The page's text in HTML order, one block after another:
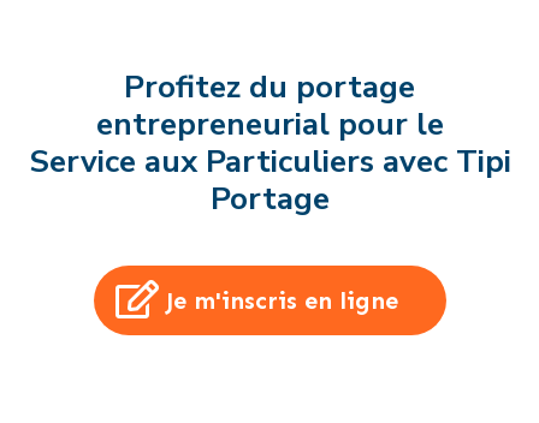
Profitez du portage
entrepreneurial pour le
Service aux Particuliers avec Tipi
Portage
Je m'inscris en ligne